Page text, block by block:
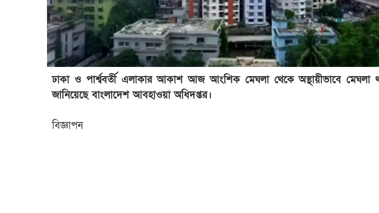
ঢাকা ও পার্শ্ববর্তী এলাকার আকাশ আজ আংশিক মেঘলা থেকে অস্থায়ীভাবে মেঘলা
জানিয়েছে বাংলাদেশ আবহাওয়া অধিদপ্তর।
বিজ্ঞাপন